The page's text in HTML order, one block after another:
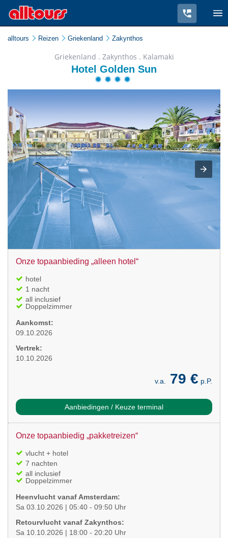
alltours Reizen Griekenland Zakynthos
Griekenland . Zakynthos . Kalamaki
Hotel Golden Sun
Onze topaanbieding „alleen hotel“
hotel
1 nacht
all inclusief
Doppelzimmer
Aankomst:
09.10.2026
Vertrek:
10.10.2026
v.a. 79 € p.P.
Aanbiedingen / Keuze terminal
Onze topaanbiedig „pakketreizen“
vlucht + hotel
7 nachten
all inclusief
Doppelzimmer
Heenvlucht vanaf Amsterdam:
Sa 03.10.2026 | 05:40 - 09:50 Uhr
Retourvlucht vanaf Zakynthos:
Sa 10.10.2026 | 18:00 - 20:20 Uhr